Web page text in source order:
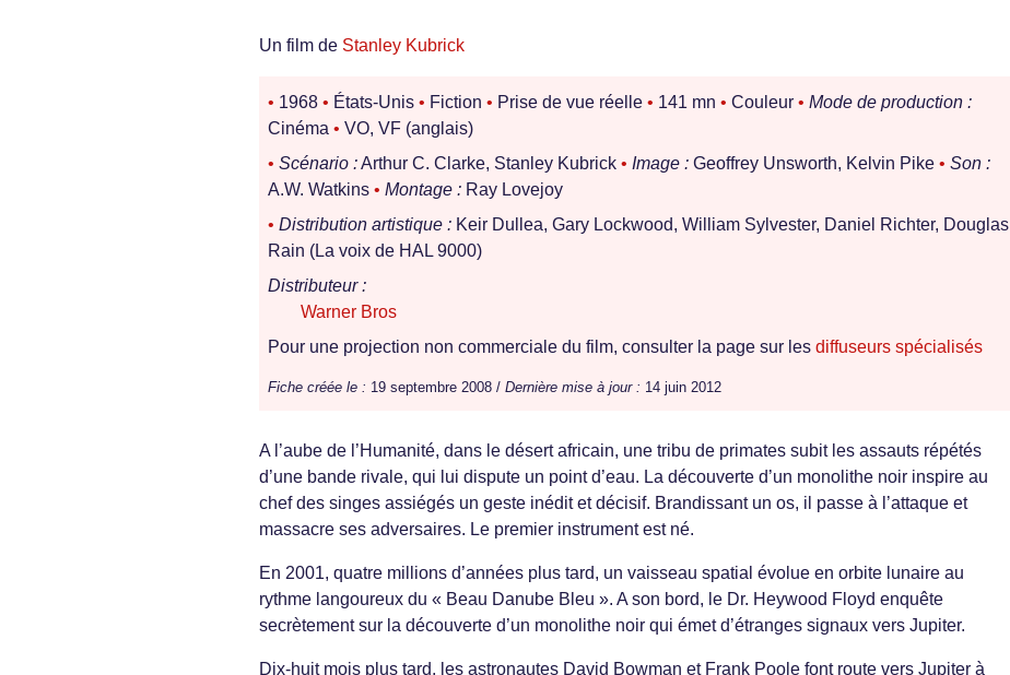
Un film de Stanley Kubrick
• 1968 • États-Unis • Fiction • Prise de vue réelle • 141 mn • Couleur • Mode de production :
Cinéma • VO, VF (anglais)
• Scénario :Arthur C. Clarke, Stanley Kubrick • Image : Geoffrey Unsworth, Kelvin Pike • Son :
A.W. Watkins • Montage : Ray Lovejoy
• Distribution artistique : Keir Dullea, Gary Lockwood, William Sylvester, Daniel Richter, Douglas
Rain (La voix de HAL 9000)
Distributeur :
Warner Bros
Pour une projection non commerciale du film, consulter la page sur les diffuseurs spécialisés
Fiche créée le : 19 septembre 2008 / Dernière mise à jour : 14 juin 2012
A l’aube de l’Humanité, dans le désert africain, une tribu de primates subit les assauts répétés
d’une bande rivale, qui lui dispute un point d’eau. La découverte d’un monolithe noir inspire au
chef des singes assiégés un geste inédit et décisif. Brandissant un os, il passe à l’attaque et
massacre ses adversaires. Le premier instrument est né.
En 2001, quatre millions d’années plus tard, un vaisseau spatial évolue en orbite lunaire au
rythme langoureux du « Beau Danube Bleu ». A son bord, le Dr. Heywood Floyd enquête
secrètement sur la découverte d’un monolithe noir qui émet d’étranges signaux vers Jupiter.
Dix-huit mois plus tard, les astronautes David Bowman et Frank Poole font route vers Jupiter à